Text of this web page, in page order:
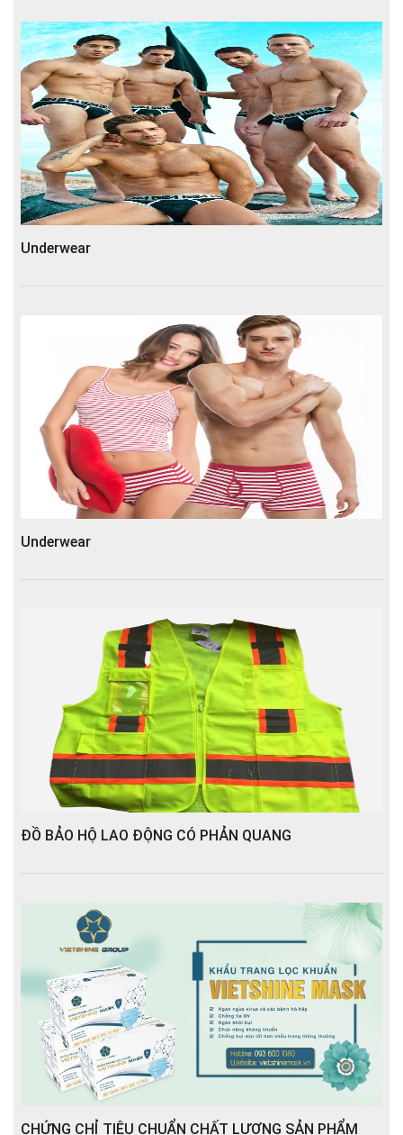
Underwear
Underwear
ĐỒ BẢO HỘ LAO ĐỘNG CÓ PHẢN QUANG
CHỨNG CHỈ TIÊU CHUẨN CHẤT LƯỢNG SẢN PHẨM